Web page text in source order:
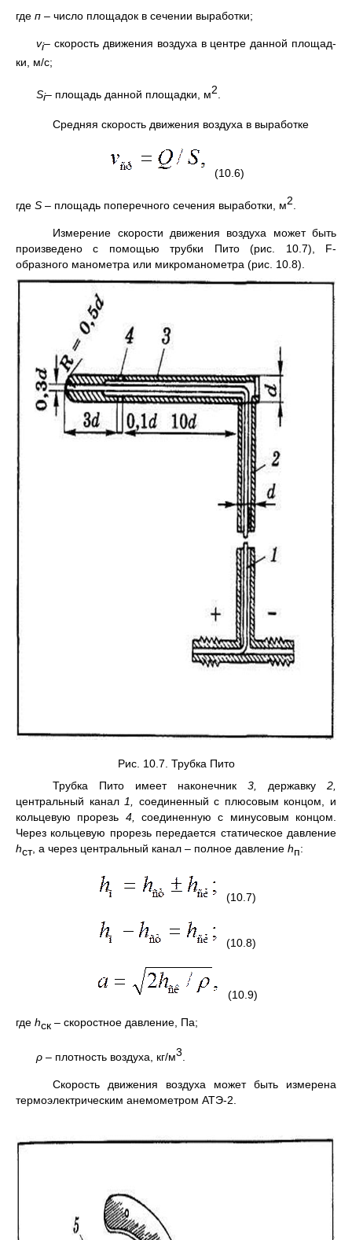
где п – число площадок в сечении выработки;
vi– скорость движения воздуха в центре данной площад­
ки, м/с;
Si– площадь данной площадки, м2
Средняя скорость движения воздуха в выработке
(10.6)
где S – площадь поперечного сечения выработки, м2
Измерение скорости движения воздуха может быть
произ­ведено с по­мощью трубки Пито (рис. 10.7), F-
образного мано­метра или микроманометра (рис. 10.8).
Рис. 10.7. Трубка Пито
Трубка Пито имеет наконечник3, державку2,
централь­ный канал 1, соединенный с плюсовым концом, и
кольцевую прорезь 4,соединенную с минусовым концом.
Через кольцевую прорезь передается статическое давле­ние
hст, а через централь­ный канал – полное давление hп:
(10.7)
(10.8)
(10.9)
где hск – скоростное давление, Па;
ρ – плотность воздуха, кг/м3
Скорость движения воздуха может быть измерена
термо­электрическим анемометром АТЭ-2.